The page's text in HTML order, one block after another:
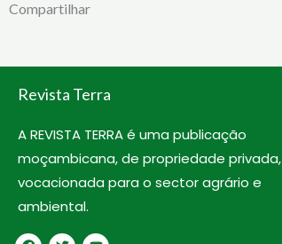
Compartilhar
Revista Terra
A REVISTA TERRA é uma publicação
moçambicana, de propriedade privada,
vocacionada para o sector agrário e
ambiental.
F
T
Y